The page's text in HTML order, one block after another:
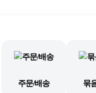
주문/배송 묶